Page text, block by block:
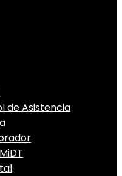
de Asistencia